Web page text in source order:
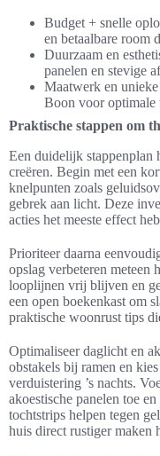
Budget + snelle
en betaalbare room
Duurzaam en
panelen en stevige
Maatwerk en
Boon voor optimale
Praktische stappen om
Een duidelijk stappenplan
creëren. Begin met een
knelpunten zoals
gebrek aan licht. Deze
acties het meeste effect
Prioriteer daarna
opslag verbeteren meteen
looplijnen vrij blijven en
een open boekenkast om
praktische woonrust tips
Optimaliseer daglicht en
obstakels bij ramen en
verduistering ’s nachts.
akoestische panelen toe
tochtstrips helpen tegen
huis direct rustiger maken